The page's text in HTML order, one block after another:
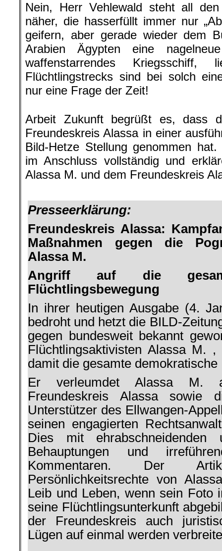
Nein, Herr Vehlewald steht all den
näher, die hasserfüllt immer nur
geifern, aber gerade wieder dem
Arabien Ägypten eine
waffenstarrendes
Flüchtlingstrecks sind bei solch
nur eine Frage der Zeit!
Arbeit Zukunft begrüßt es, dass
Freundeskreis Alassa in einer
Bild-Hetze Stellung genommen
im Anschluss vollständig und
Alassa M. und dem Freundeskreis
Presseerklärung:
Freundeskreis Alassa:
Maßnahmen gegen die
Alassa M.
Angriff auf die
Flüchtlingsbewegung
In ihrer heutigen Ausgabe (4.
bedroht und hetzt die BILD-
gegen bundesweit bekannt
Flüchtlingsaktivisten Alassa M.
damit die gesamte
Er verleumdet Alassa M.
Freundeskreis Alassa sowie
Unterstützer des Ellwangen-
seinen engagierten
Dies mit ehrabschneidenden
Behauptungen und
Kommentaren. Der
Persönlichkeitsrechte von
Leib und Leben, wenn sein Foto
seine Flüchtlingsunterkunft
der Freundeskreis auch
Lügen auf einmal werden